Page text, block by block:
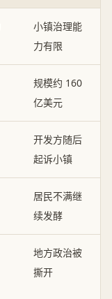
小镇治理能
力有限
规模约 160
亿美元
开发方随后
起诉小镇
居民不满继
续发酵
地方政治被
撕开